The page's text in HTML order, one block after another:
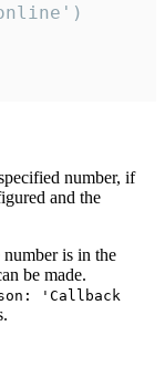
number, if
and the
is in the
be made.
'Callback